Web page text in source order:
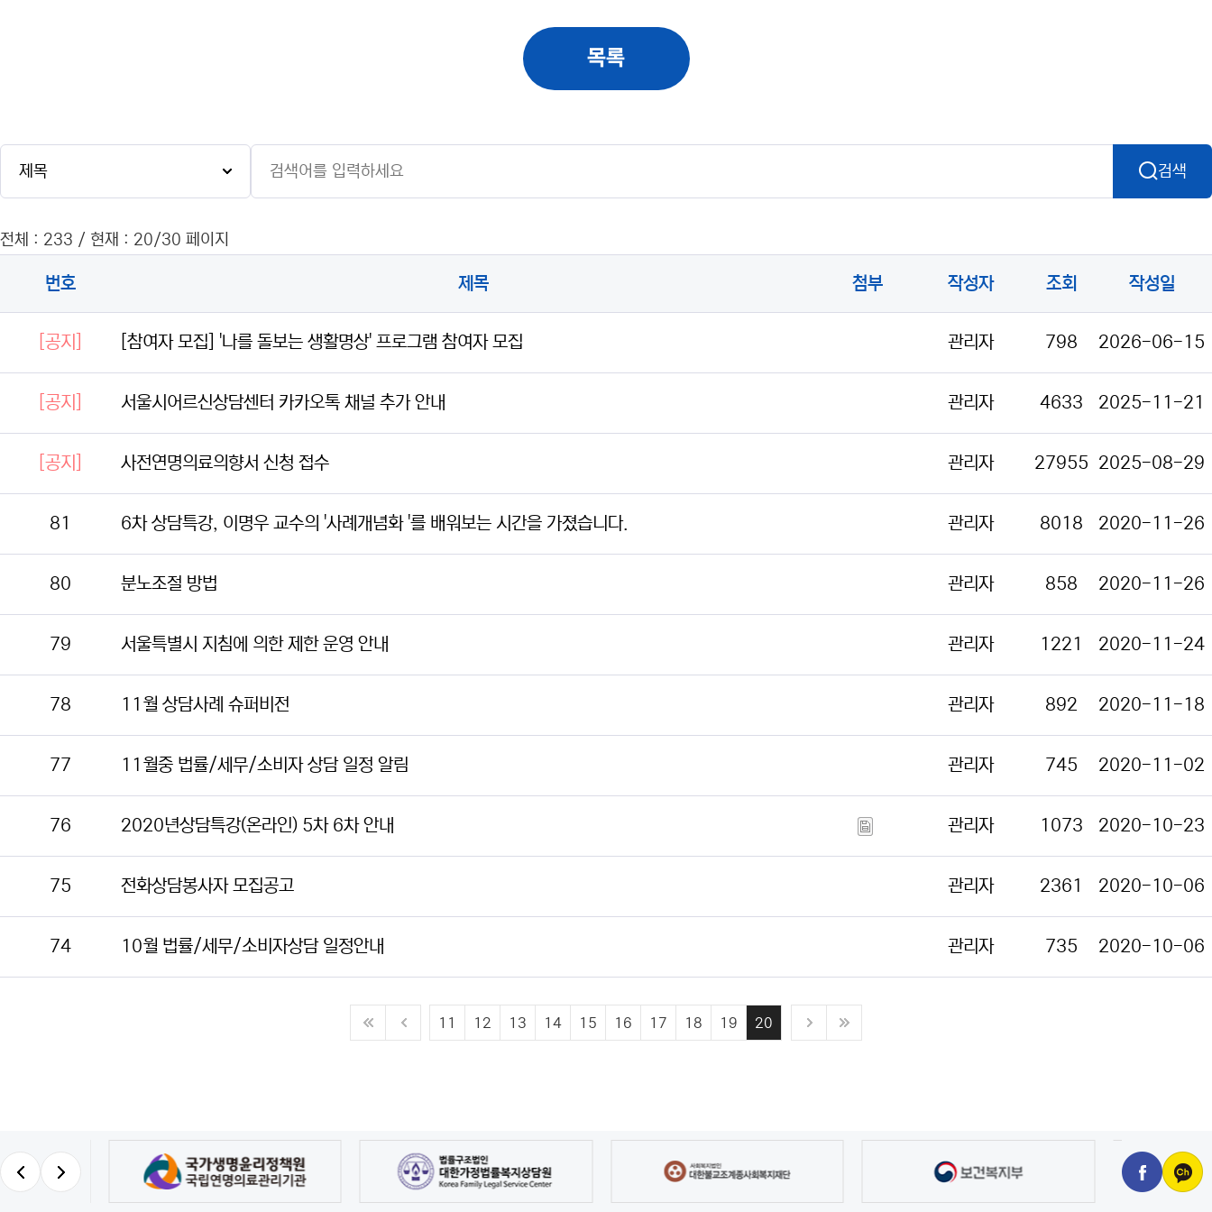
목록
검색
전체 : 233 / 현재 : 20/30 페이지
번호 제목 첨부 작성자 조회 작성일
[공지] [참여자 모집] '나를 돌보는 생활명상' 프로그램 참여자 모집 관리자 798 2026-06-15
[공지] 서울시어르신상담센터 카카오톡 채널 추가 안내 관리자 4633 2025-11-21
[공지] 사전연명의료의향서 신청 접수 관리자 27955 2025-08-29
81 6차 상담특강, 이명우 교수의 '사례개념화 '를 배워보는 시간을 가졌습니다. 관리자 8018 2020-11-26
80 분노조절 방법 관리자 858 2020-11-26
79 서울특별시 지침에 의한 제한 운영 안내 관리자 1221 2020-11-24
78 11월 상담사례 슈퍼비전 관리자 892 2020-11-18
77 11월중 법률/세무/소비자 상담 일정 알림 관리자 745 2020-11-02
76 2020년상담특강(온라인) 5차 6차 안내 관리자 1073 2020-10-23
75 전화상담봉사자 모집공고 관리자 2361 2020-10-06
74 10월 법률/세무/소비자상담 일정안내 관리자 735 2020-10-06
11 12 13 14 15 16 17 18 19 20